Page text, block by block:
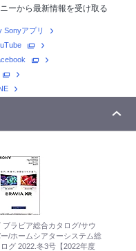
ーから最新情報を受け取る
Sonyアプリ
ブラビア総合カタログ/サウ
/ホームシアターシステム総
グ 2022.冬3号【2022年度